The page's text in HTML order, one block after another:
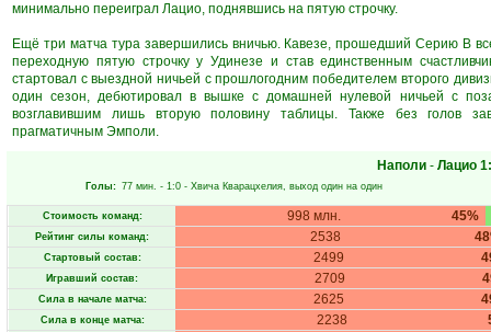
минимально переиграл Лацио, поднявшись на пятую строчку.
Ещё три матча тура завершились вничью. Кавезе, прошедший Серию В
переходную пятую строчку у Удинезе и став единственным
стартовал с выездной ничьей с прошлогодним победителем второго
один сезон, дебютировал в вышке с домашней нулевой ничьей с
возглавившим лишь вторую половину таблицы. Также без голов
прагматичным Эмполи.
Наполи - Лацио
Голы: 77 мин. - 1:0 - Хвича Кварацхелия, выход один на один
Стоимость команд: 45%
998 млн.
Рейтинг силы команд: 2538
Стартовый состав: 2499
Игравший состав: 2709
Сила в начале матча: 2625
Сила в конце матча: 2238